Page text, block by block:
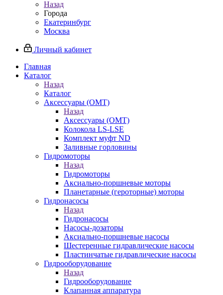
Назад
Города
Екатеринбург
Москва
Личный кабинет
Главная
Каталог
Назад
Каталог
Аксессуары (OMT)
Назад
Аксессуары (OMT)
Колокола LS-LSE
Комплект муфт ND
Заливные горловины
Гидромоторы
Назад
Гидромоторы
Аксиально-поршневые моторы
Планетарные (героторные) моторы
Гидронасосы
Назад
Гидронасосы
Насосы-дозаторы
Аксиально-поршневые насосы
Шестеренные гидравлические насосы
Пластинчатые гидравлические насосы
Гидрооборудование
Назад
Гидрооборудование
Клапанная аппаратура